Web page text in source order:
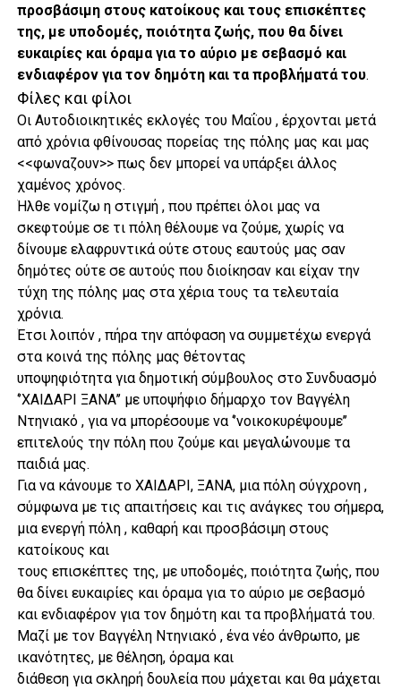
προσβάσιμη στους κατοίκους και τους επισκέπτες
της, με υποδομές, ποιότητα ζωής, που θα δίνει
ευκαιρίες και όραμα για το αύριο με σεβασμό και
ενδιαφέρον για τον δημότη και τα προβλήματά του.
Φίλες και φίλοι
Οι Αυτοδιοικητικές εκλογές του Μαΐου , έρχονται μετά
από χρόνια φθίνουσας πορείας της πόλης μας και μας
<<φωναζουν>> πως δεν μπορεί να υπάρξει άλλος
χαμένος χρόνος.
Ήλθε νομίζω η στιγμή , που πρέπει όλοι μας να
σκεφτούμε σε τι πόλη θέλουμε να ζούμε, χωρίς να
δίνουμε ελαφρυντικά ούτε στους εαυτούς μας σαν
δημότες ούτε σε αυτούς που διοίκησαν και είχαν την
τύχη της πόλης μας στα χέρια τους τα τελευταία
χρόνια.
Έτσι λοιπόν , πήρα την απόφαση να συμμετέχω ενεργά
στα κοινά της πόλης μας θέτοντας
υποψηφιότητα για δημοτική σύμβουλος στο Συνδυασμό
‘’ΧΑΙΔΑΡΙ ΞΑΝΑ’’ με υποψήφιο δήμαρχο τον Βαγγέλη
Ντηνιακό , για να μπορέσουμε να ‘’νοικοκυρέψουμε’’
επιτελούς την πόλη που ζούμε και μεγαλώνουμε τα
παιδιά μας.
Για να κάνουμε το ΧΑΙΔΑΡΙ, ΞΑΝΑ, μια πόλη σύγχρονη ,
σύμφωνα με τις απαιτήσεις και τις ανάγκες του σήμερα,
μια ενεργή πόλη , καθαρή και προσβάσιμη στους
κατοίκους και
τους επισκέπτες της, με υποδομές, ποιότητα ζωής, που
θα δίνει ευκαιρίες και όραμα για το αύριο με σεβασμό
και ενδιαφέρον για τον δημότη και τα προβλήματά του.
Μαζί με τον Βαγγέλη Ντηνιακό , ένα νέο άνθρωπο, με
ικανότητες, με θέληση, όραμα και
διάθεση για σκληρή δουλεία που μάχεται και θα μάχεται